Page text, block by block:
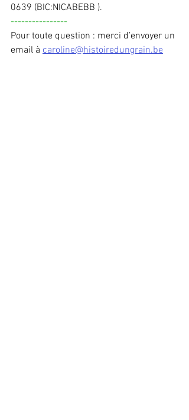
0639 (BIC:NICABEBB ).
----------------
Pour toute question : merci d’envoyer un
email à caroline@histoiredungrain.be